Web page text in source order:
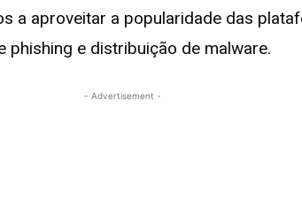
a aproveitar a popularidade das
phishing e distribuição de malware.
- Advertisement -